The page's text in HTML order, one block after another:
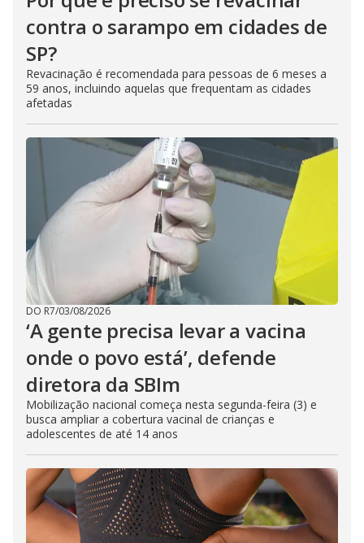
contra o sarampo em cidades de
SP?
Revacinação é recomendada para pessoas de 6 meses a
59 anos, incluindo aquelas que frequentam as cidades
afetadas
DO R7/03/08/2026
‘A gente precisa levar a vacina
onde o povo está’, defende
diretora da SBIm
Mobilização nacional começa nesta segunda-feira (3) e
busca ampliar a cobertura vacinal de crianças e
adolescentes de até 14 anos